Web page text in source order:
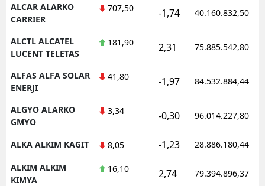
Uşak
Zonguldak
Kırıkkale
ALCAR ALARKO
CARRIER
707,50 -1,74 40.160.832,50
ALCTL ALCATEL
LUCENT TELETAS
181,90 2,31 75.885.542,80
ALFAS ALFA SOLAR
ENERJI
41,80 -1,97 84.532.884,44
ALGYO ALARKO
GMYO
3,34 -0,30 96.014.227,80
ALKA ALKIM KAGIT 8,05 -1,23 28.886.180,44
ALKIM ALKIM
KIMYA
16,10 2,74 79.394.896,37